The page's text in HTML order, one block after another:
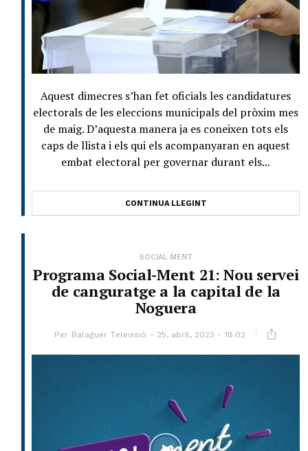
Aquest dimecres s’han fet oficials les candidatures
electorals de les eleccions municipals del pròxim mes
de maig. D’aquesta manera ja es coneixen tots els
caps de llista i els qui els acompanyaran en aquest
embat electoral per governar durant els...
CONTINUA LLEGINT
SOCIAL MENT
Programa Social-Ment 21: Nou servei
de canguratge a la capital de la
Noguera
Per Balaguer Televisió 25, abril, 2023 - 18:02